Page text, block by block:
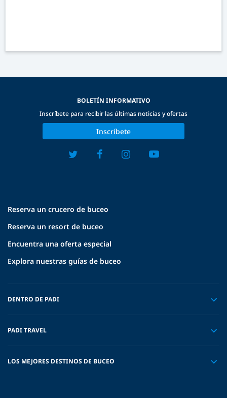
Reserva un crucero de buceo
Reserva un resort de buceo
Encuentra una oferta especial
Explora nuestras guías de buceo
DENTRO DE PADI
PADI TRAVEL
LOS MEJORES DESTINOS DE BUCEO
BOLETÍN INFORMATIVO
Inscríbete para recibir las últimas noticias y ofertas
Inscríbete